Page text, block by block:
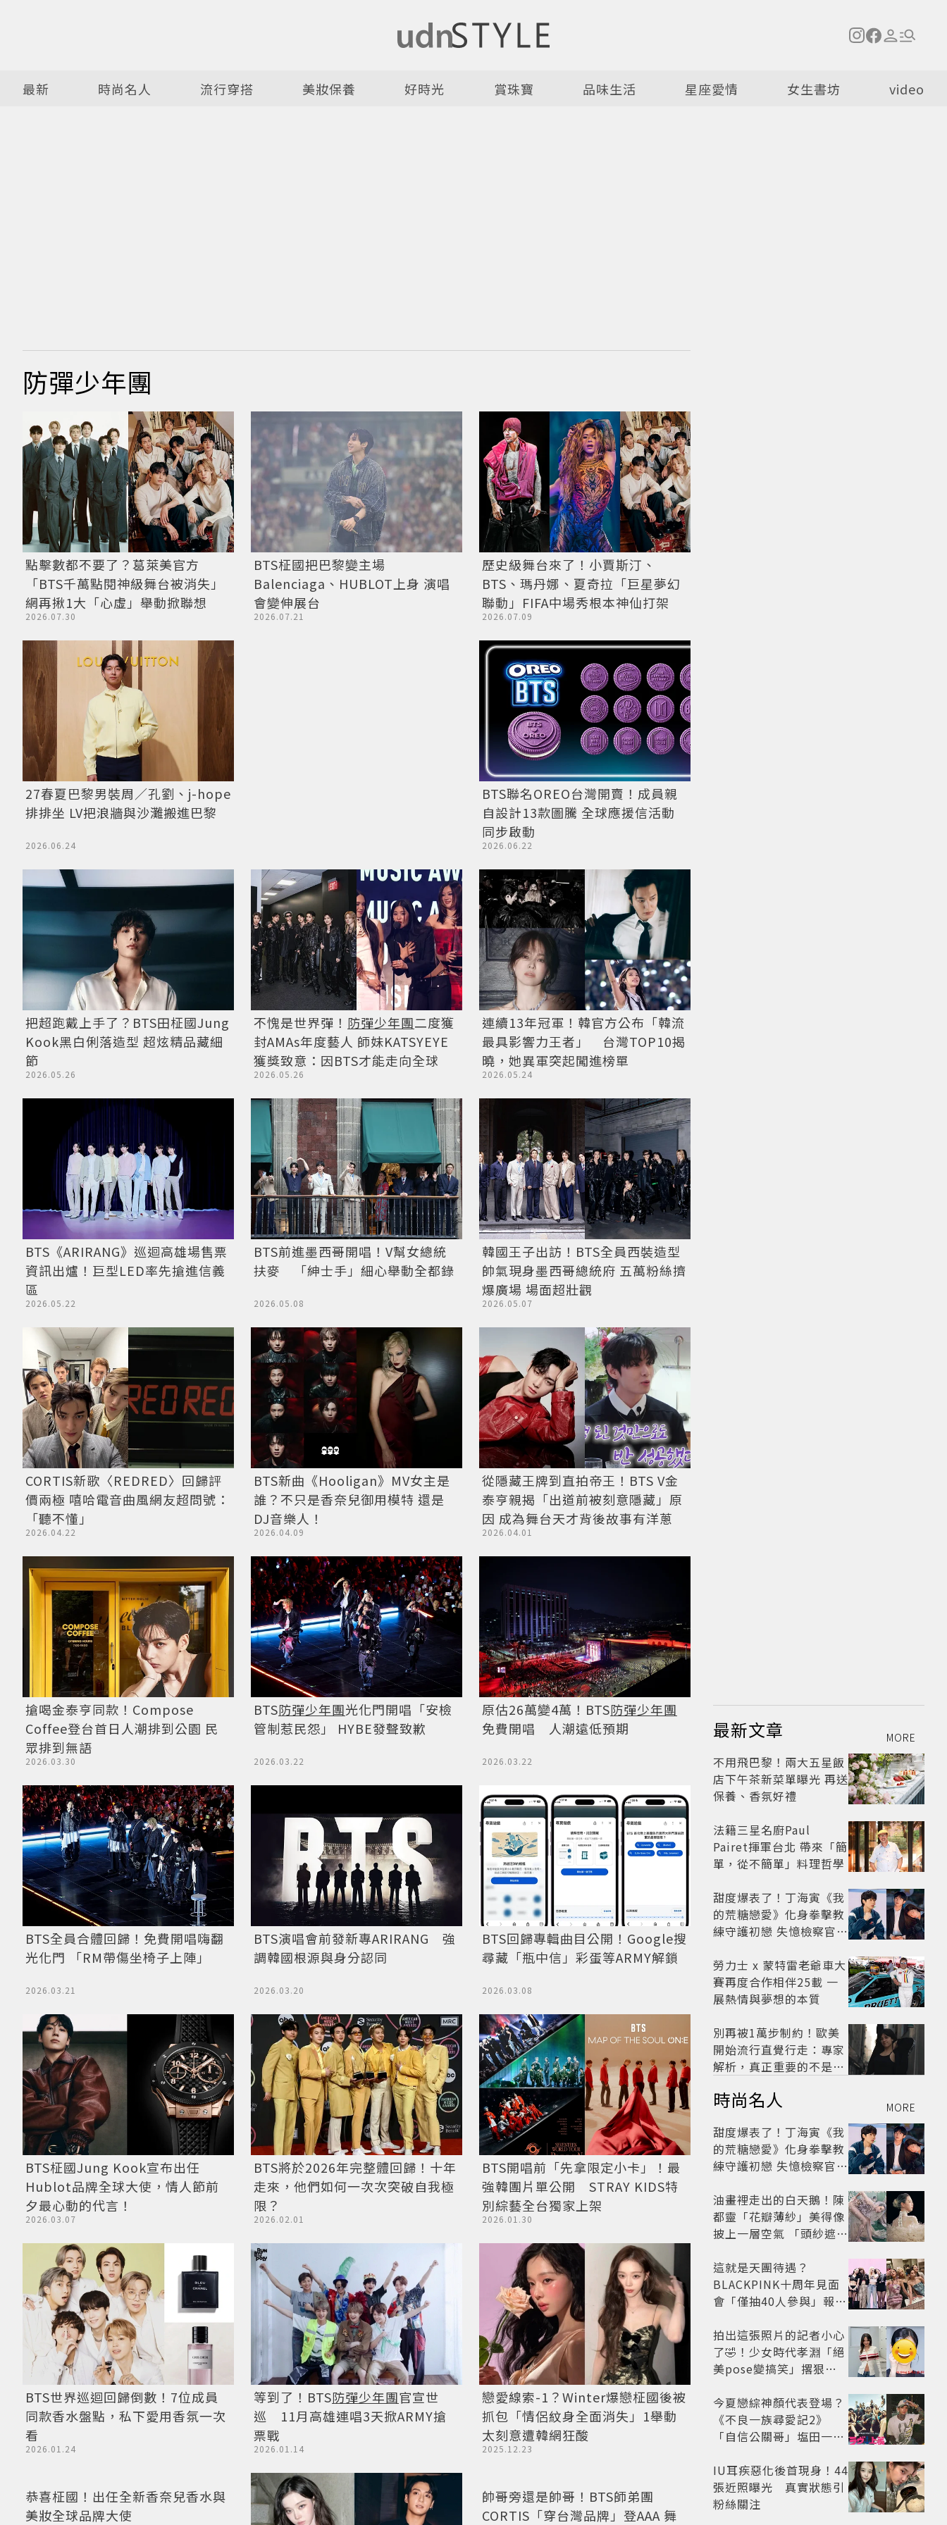
最新 時尚名人 流行穿搭 美妝保養 好時光 賞珠寶 品味生活 星座愛情 女生書坊 video
防彈少年團
點擊數都不要了？葛萊美官方
「BTS千萬點閱神級舞台被消失」
網再揪1大「心虛」舉動掀聯想
2026.07.30
BTS柾國把巴黎變主場
Balenciaga、HUBLOT上身 演唱
會變伸展台
2026.07.21
歷史級舞台來了！小賈斯汀、
BTS、瑪丹娜、夏奇拉「巨星夢幻
聯動」FIFA中場秀根本神仙打架
2026.07.09
27春夏巴黎男裝周／孔劉、j-hope
排排坐 LV把浪牆與沙灘搬進巴黎
2026.06.24
BTS聯名OREO台灣開賣！成員親
自設計13款圖騰 全球應援信活動
同步啟動
2026.06.22
把超跑戴上手了？BTS田柾國Jung
Kook黑白俐落造型 超炫精品藏細
節
2026.05.26
不愧是世界彈！ 防彈少年團二度獲
封AMAs年度藝人 師妹KATSYEYE
獲獎致意：因BTS才能走向全球
2026.05.26
連續13年冠軍！韓官方公布「韓流
最具影響力王者」 台灣TOP10揭
曉，她異軍突起闖進榜單
2026.05.24
BTS《ARIRANG》巡迴高雄場售票
資訊出爐！巨型LED率先搶進信義
區
2026.05.22
BTS前進墨西哥開唱！V幫女總統
扶麥 「紳士手」細心舉動全都錄
2026.05.08
韓國王子出訪！BTS全員西裝造型
帥氣現身墨西哥總統府 五萬粉絲擠
爆廣場 場面超壯觀
2026.05.07
CORTIS新歌〈REDRED〉回歸評
價兩極 嘻哈電音曲風網友超問號：
「聽不懂」
2026.04.22
BTS新曲《Hooligan》MV女主是
誰？不只是香奈兒御用模特 還是
DJ音樂人！
2026.04.09
從隱藏王牌到直拍帝王！BTS V金
泰亨親揭「出道前被刻意隱藏」原
因 成為舞台天才背後故事有洋蔥
2026.04.01
搶喝金泰亨同款！Compose
Coffee登台首日人潮排到公園 民
眾排到無語
2026.03.30
BTS防彈少年團光化門開唱「安檢
管制惹民怨」 HYBE發聲致歉
2026.03.22
原估26萬變4萬！BTS防彈少年團
免費開唱 人潮遠低預期
2026.03.22
BTS全員合體回歸！免費開唱嗨翻
光化門 「RM帶傷坐椅子上陣」
2026.03.21
BTS演唱會前發新專ARIRANG 強
調韓國根源與身分認同
2026.03.20
BTS回歸專輯曲目公開！Google搜
尋藏「瓶中信」彩蛋等ARMY解鎖
2026.03.08
BTS柾國Jung Kook宣布出任
Hublot品牌全球大使，情人節前
夕最心動的代言！
2026.03.07
BTS將於2026年完整體回歸！十年
走來，他們如何一次次突破自我極
限？
2026.02.01
BTS開唱前「先拿限定小卡」！最
強韓團片單公開 STRAY KIDS特
別綜藝全台獨家上架
2026.01.30
BTS世界巡迴回歸倒數！7位成員
同款香水盤點，私下愛用香氛一次
看
2026.01.24
等到了！BTS防彈少年團官宣世
巡 11月高雄連唱3天掀ARMY搶
票戰
2026.01.14
戀愛線索-1？Winter爆戀柾國後被
抓包「情侶紋身全面消失」1舉動
太刻意遭韓網狂酸
2025.12.23
最新文章 MORE
不用飛巴黎！兩大五星飯
店下午茶新菜單曝光 再送
保養、香氛好禮
法籍三星名廚Paul
Pairet揮軍台北 帶來「簡
單，從不簡單」料理哲學
甜度爆表了！丁海寅《我
的荒糖戀愛》化身拳擊教
練守護初戀 失憶檢察官×
劇
勞力士 x 蒙特雷老爺車大
賽再度合作相伴25載 一
展熱情與夢想的本質
別再被1萬步制約！歐美
開始流行直覺行走：專家
解析，真正重要的不是步
時尚名人 MORE
甜度爆表了！丁海寅《我
的荒糖戀愛》化身拳擊教
練守護初戀 失憶檢察官×
劇
油畫裡走出的白天鵝！陳
都靈「花瓣薄紗」美得像
披上一層空氣 「頭紗遮
太仙
這就是天團待遇？
BLACKPINK十周年見面
會「僅抽40人參與」報名
怒了😡
拍出這張照片的記者小心
了🤣！少女時代孝淵「絕
美pose變搞笑」撂狠
今夏戀綜神顏代表登場？
《不良一族尋愛記2》
「自信公關哥」塩田一馬
老闆
IU耳疾惡化後首現身！44
張近照曝光 真實狀態引
粉絲關注